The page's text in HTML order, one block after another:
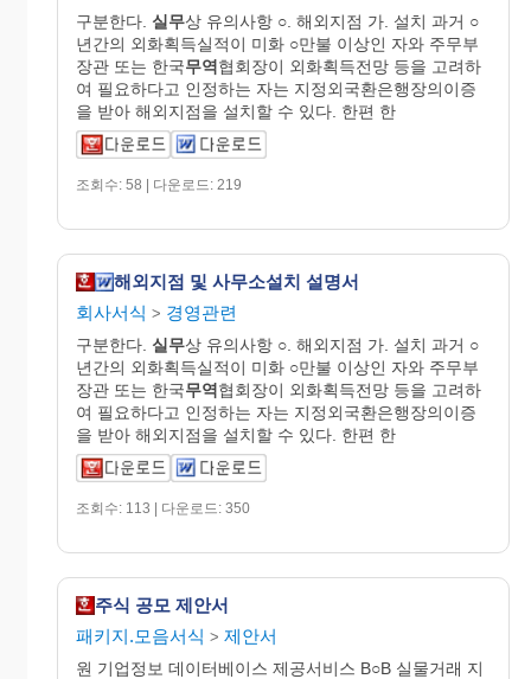
구분한다. 실무상 유의사항 ○. 해외지점 가. 설치 과거 ○
년간의 외화획득실적이 미화 ○만불 이상인 자와 주무부
장관 또는 한국무역협회장이 외화획득전망 등을 고려하
여 필요하다고 인정하는 자는 지정외국환은행장의이증
을 받아 해외지점을 설치할 수 있다. 한편 한
조회수: 58 | 다운로드: 219
해외지점 및 사무소설치 설명서
회사서식 > 경영관련
구분한다. 실무상 유의사항 ○. 해외지점 가. 설치 과거 ○
년간의 외화획득실적이 미화 ○만불 이상인 자와 주무부
장관 또는 한국무역협회장이 외화획득전망 등을 고려하
여 필요하다고 인정하는 자는 지정외국환은행장의이증
을 받아 해외지점을 설치할 수 있다. 한편 한
조회수: 113 | 다운로드: 350
주식 공모 제안서
패키지.모음서식 > 제안서
원 기업정보 데이터베이스 제공서비스 B○B 실물거래 지